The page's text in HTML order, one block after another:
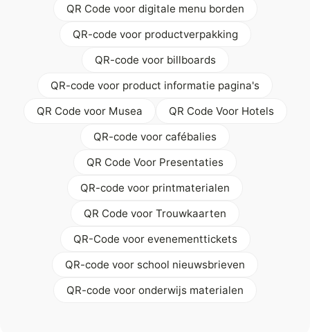
QR Code voor digitale menu borden
QR-code voor productverpakking
QR-code voor billboards
QR-code voor product informatie pagina's
QR Code voor Musea
QR Code Voor Hotels
QR-code voor cafébalies
QR Code Voor Presentaties
QR-code voor printmaterialen
QR Code voor Trouwkaarten
QR-Code voor evenementtickets
QR-code voor school nieuwsbrieven
QR-code voor onderwijs materialen